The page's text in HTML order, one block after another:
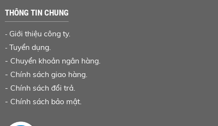
THÔNG TIN CHUNG
- Giới thiệu công ty.
- Tuyển dụng.
- Chuyển khoản ngân hàng
- Chính sách giao hàng.
- Chính sách đổi trả.
- Chính sách bảo mật.